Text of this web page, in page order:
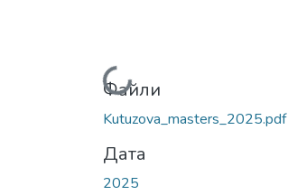
Вантажиться...
Файли
Kutuzova_masters_2025.pdf
Дата
2025